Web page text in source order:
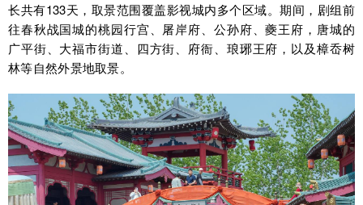
长共有133天，取景范围覆盖影视城内多个区域。期间，剧组前
往春秋战国城的桃园行宫、屠岸府、公孙府、夔王府，唐城的
广平街、大福市街道、四方街、府衙、琅琊王府，以及樟岙树
林等自然外景地取景。